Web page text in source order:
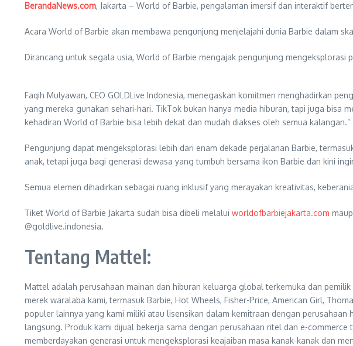
BerandaNews.com, Jakarta – World of Barbie, pengalaman imersif dan interaktif
Acara World of Barbie akan membawa pengunjung menjelajahi dunia Barbie dalam
Dirancang untuk segala usia, World of Barbie mengajak pengunjung mengeksplorasi
Faqih Mulyawan, CEO GOLDLive Indonesia, menegaskan komitmen menghadirkan
yang mereka gunakan sehari-hari. TikTok bukan hanya media hiburan, tapi juga bisa
kehadiran World of Barbie bisa lebih dekat dan mudah diakses oleh semua kalangan.”
Pengunjung dapat mengeksplorasi lebih dari enam dekade perjalanan Barbie,
anak, tetapi juga bagi generasi dewasa yang tumbuh bersama ikon Barbie dan kini
Semua elemen dihadirkan sebagai ruang inklusif yang merayakan kreativitas,
Tiket World of Barbie Jakarta sudah bisa dibeli melalui worldofbarbiejakarta.com
@goldlive.indonesia.
Tentang Mattel:
Mattel adalah perusahaan mainan dan hiburan keluarga global terkemuka dan
merek waralaba kami, termasuk Barbie, Hot Wheels, Fisher-Price, American Girl,
populer lainnya yang kami miliki atau lisensikan dalam kemitraan dengan
langsung. Produk kami dijual bekerja sama dengan perusahaan ritel dan e-
memberdayakan generasi untuk mengeksplorasi keajaiban masa kanak-kanak dan